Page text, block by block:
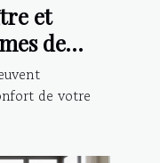
et
de
de votre